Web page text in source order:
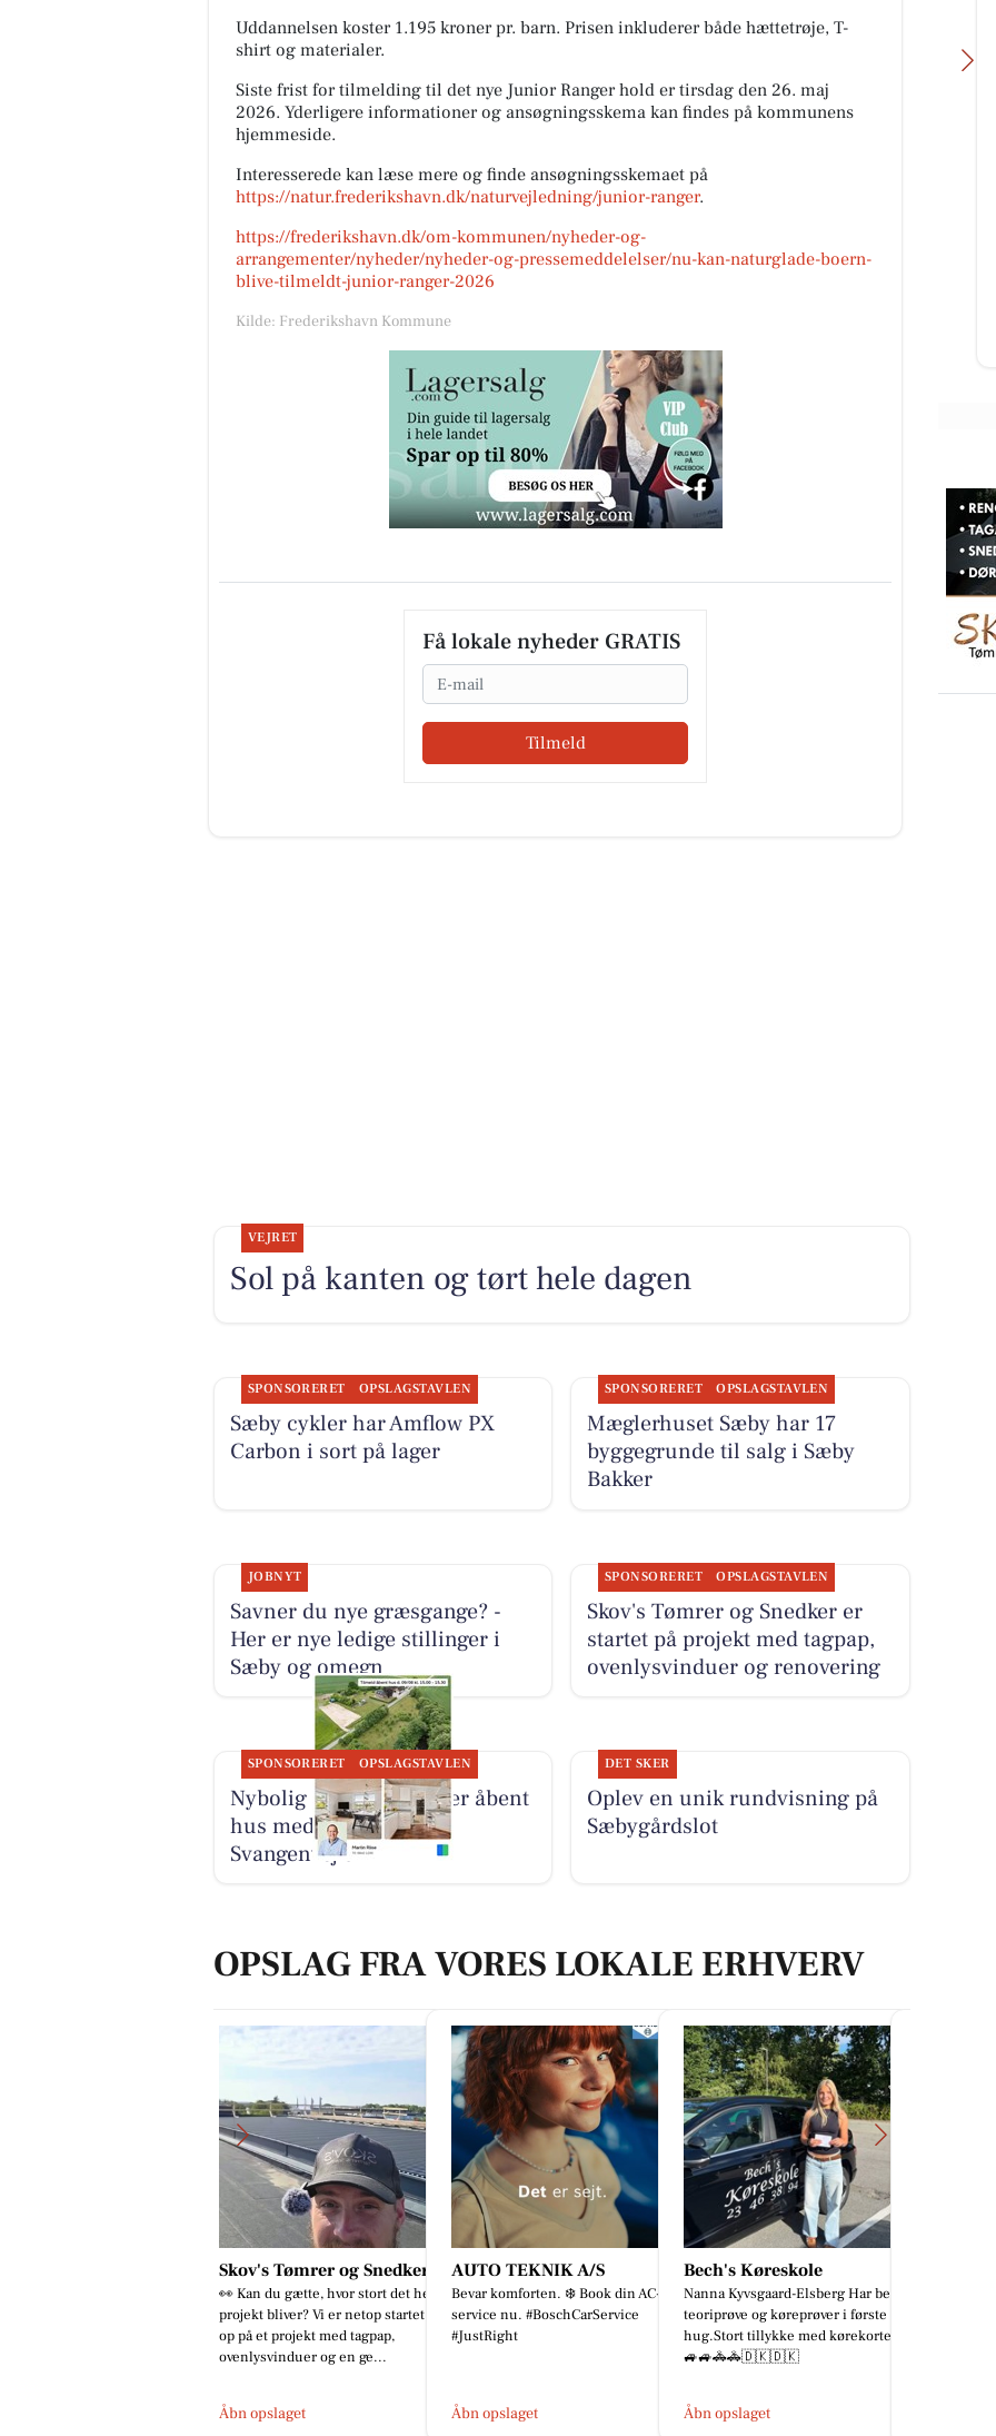
Uddannelsen koster 1.195 kroner pr. barn. Prisen inkluderer både hættetrøje, T-
shirt og materialer.
Siste frist for tilmelding til det nye Junior Ranger hold er tirsdag den 26. maj
2026. Yderligere informationer og ansøgningsskema kan findes på kommunens
hjemmeside.
Interesserede kan læse mere og finde ansøgningsskemaet på
https://natur.frederikshavn.dk/naturvejledning/junior-ranger.
https://frederikshavn.dk/om-kommunen/nyheder-og-
arrangementer/nyheder/nyheder-og-pressemeddelelser/nu-kan-naturglade-boern-
blive-tilmeldt-junior-ranger-2026
Kilde: Frederikshavn Kommune
Få lokale nyheder GRATIS
Email
Tilmeld
Nybolig Sæby A/S
- HYGGE TÆT PÅ NATUREN 🍃 9.
august 2026 kl. 14.30 - 15.00 🗓️
Velkommen på Smedegårdsvej 3,
Skov's Tømrer og Snedker
op på et projekt med tagpap,
VEJRET
Sol på kanten og tørt hele dagen
SPONSORERET OPSLAGSTAVLEN
Sæby cykler har Amflow PX
Carbon i sort på lager
SPONSORERET OPSLAGSTAVLEN
Mæglerhuset Sæby har 17
byggegrunde til salg i Sæby
Bakker
JOBNYT
Savner du nye græsgange? -
Her er nye ledige stillinger i
Sæby og omegn
SPONSORERET OPSLAGSTAVLEN
Skov's Tømrer og Snedker er
startet på projekt med tagpap,
ovenlysvinduer og renovering
SPONSORERET OPSLAGSTAVLEN
Nybolig Sæby A/S holder åbent
hus med tilmelding på
Svangenvej 5
DET SKER
Oplev en unik rundvisning på
Sæbygårdslot
OPSLAG FRA VORES LOKALE ERHVERV
Skov's Tømrer og Snedker
👀 Kan du gætte, hvor stort det her
AUTO TEKNIK A/S
Bevar komforten. ❄️ Book din AC-
service nu. #BoschCarService
#JustRight
Åbn opslaget
Bech's Køreskole
Nanna Kyvsgaard-Elsberg Har best
teoriprøve og køreprøver i første
hug.Stort tillykke med kørekortet
Åbn opslaget
Mæglerhuset Sæby
5 GODE GRUNDE TIL AT KIGGE
NÆRMERE PÅ TERNEVEJ 9 🤩 ✔️
Indflytningsklar villa i hjertet af
Østervrå ✔️ Gennemrenoveret med
Åbn opslaget